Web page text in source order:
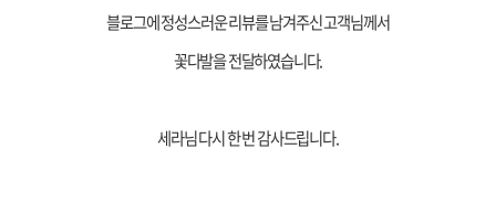
블로그에 정성스러운 리뷰를 남겨주신 고객님께서
꽃다발을 전달하였습니다.
세라님 다시 한 번 감사드립니다.